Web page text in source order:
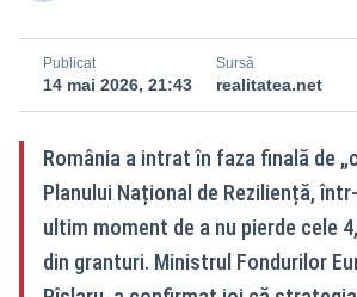
Publicat
14 mai 2026, 21:43
Sursă
realitatea.net
România a intrat în faza finală de
Planului Național de Reziliență,
ultim moment de a nu pierde cele
din granturi. Ministrul Fondurilor